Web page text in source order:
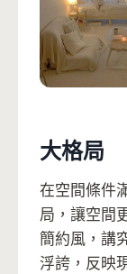
大格局
在空間條件
局，讓空間
簡約風，講
浮誇，反映